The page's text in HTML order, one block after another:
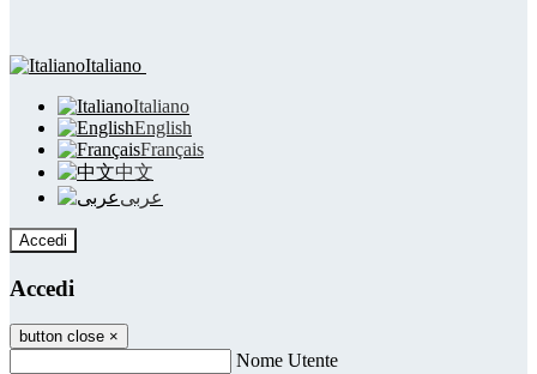
Italiano
Italiano
English
Français
中文
عربى
Accedi
Accedi
button close ×
Nome Utente